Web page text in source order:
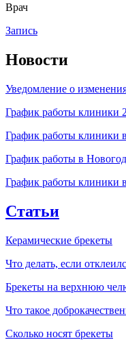
Врач
Запись
Новости
Уведомление о
График работы клиники
График работы клиники
График работы в
График работы клиники
Статьи
Керамические брекеты
Что делать, если
Брекеты на верхнюю
Что такое
Сколько носят брекеты